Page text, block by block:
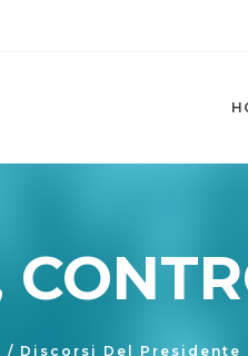
/ Discorsi Del Presidente